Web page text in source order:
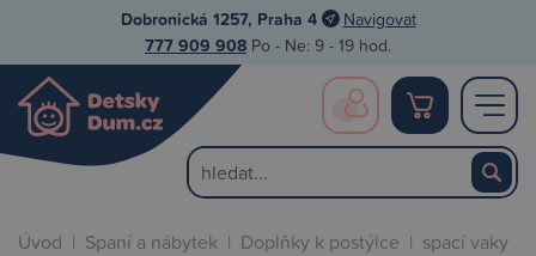
Dobronická 1257, Praha 4 Navigovat
777 909 908 Po - Ne: 9 - 19 hod.
Úvod | Spaní a nábytek | Doplňky k postýlce | spací vaky